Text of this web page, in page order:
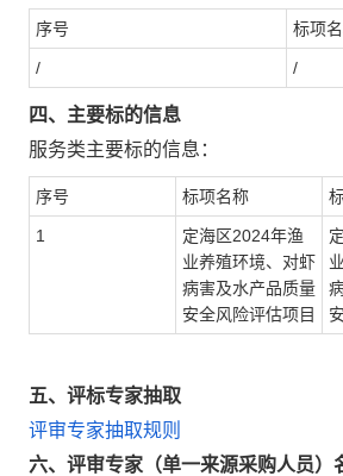
序号 标项
/ /
四、主要标的信息
服务类主要标的信息：
序号 标项名称
1
定海区2024年渔
业养殖环境、对虾
病害及水产品质量
安全风险评估项目
五、评标专家抽取
评审专家抽取规则
六、 评审专家（单一来源采购人员）